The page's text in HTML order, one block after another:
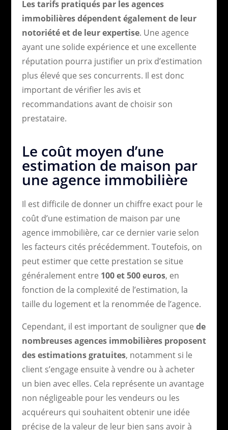
Les tarifs pratiqués par les agences
immobilières dépendent également de leur
notoriété et de leur expertise. Une agence
ayant une solide expérience et une excellente
réputation pourra justifier un prix d’estimation
plus élevé que ses concurrents. Il est donc
important de vérifier les avis et
recommandations avant de choisir son
prestataire.
Le coût moyen d’une
estimation de maison par
une agence immobilière
Il est difficile de donner un chiffre exact pour le
coût d’une estimation de maison par une
agence immobilière, car ce dernier varie selon
les facteurs cités précédemment. Toutefois, on
peut estimer que cette prestation se situe
généralement entre 100 et 500 euros, en
fonction de la complexité de l’estimation, la
taille du logement et la renommée de l’agence.
Cependant, il est important de souligner que de
nombreuses agences immobilières proposent
des estimations gratuites, notamment si le
client s’engage ensuite à vendre ou à acheter
un bien avec elles. Cela représente un avantage
non négligeable pour les vendeurs ou les
acquéreurs qui souhaitent obtenir une idée
précise de la valeur de leur bien sans avoir à